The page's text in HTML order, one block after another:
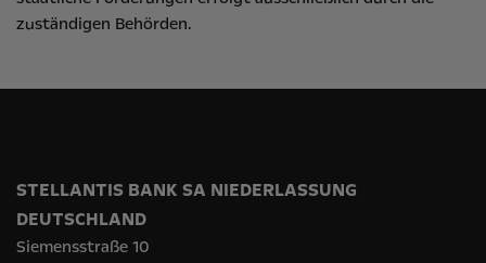
zuständigen Behörden.
STELLANTIS BANK SA NIEDERLASSUNG
DEUTSCHLAND
Siemensstraße 10